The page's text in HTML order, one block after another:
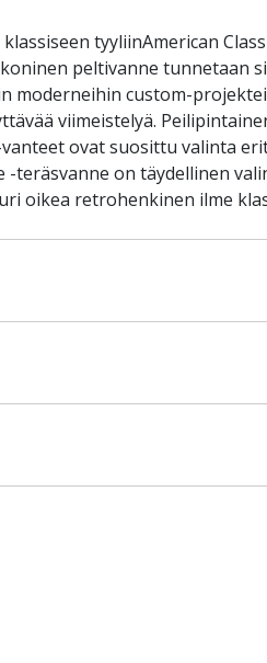
tyyliinAmerican
peltivanne tunnetaan
moderneihin custom-
viimeistelyä.
ovat suosittu valinta
-teräsvanne on täydellinen
oikea retrohenkinen ilme